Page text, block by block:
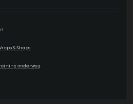
& Straps
onderweg